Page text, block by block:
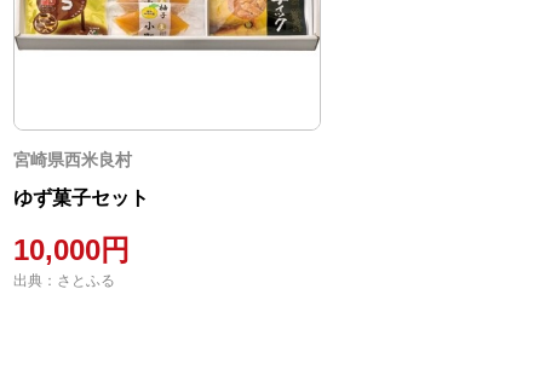
宮崎県西米良村
ゆず菓子セット
10,000円
出典：さとふる